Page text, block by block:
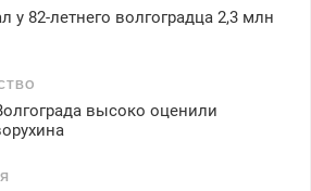
у 82-летнего волгоградца 2,3 млн
высоко оценили